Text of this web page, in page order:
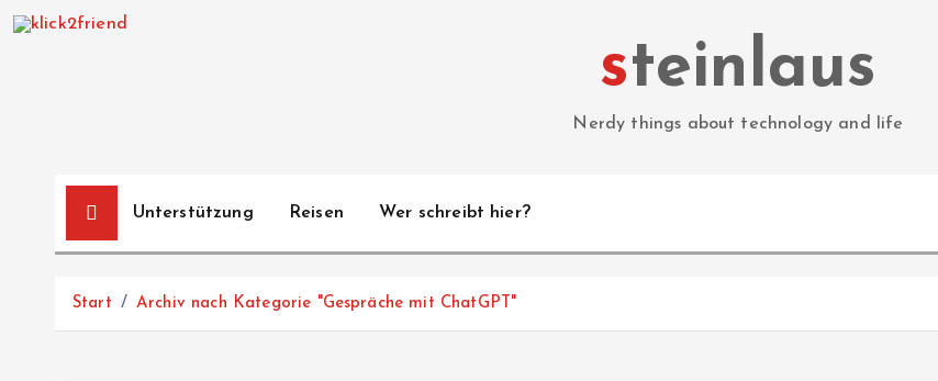
steinlaus
Nerdy things about technology and life
Unterstützung Reisen Wer schreibt hier?
Start Archiv nach Kategorie "Gespräche mit ChatGPT"